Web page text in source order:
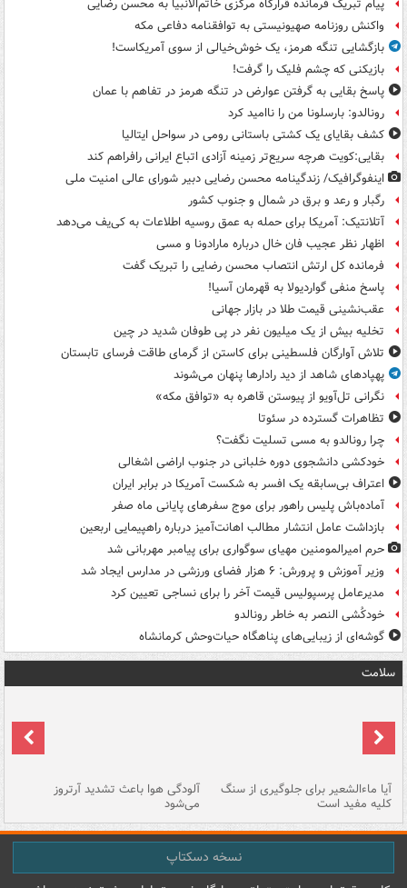
پیام تبریک فرمانده قرارگاه مرکزی خاتم‌الانبیا به محسن رضایی
واکنش روزنامه صهیونیستی به توافقنامه دفاعی مکه
بازگشایی تنگه هرمز، یک خوش‌خیالی از سوی آمریکاست!
بازیکنی که چشم فلیک را گرفت!
پاسخ بقایی به گرفتن عوارض در تنگه هرمز در تفاهم با عمان
رونالدو: بارسلونا من را ناامید کرد
کشف بقایای یک کشتی باستانی رومی در سواحل ایتالیا
بقایی:کویت هرچه سریع‌تر زمینه آزادی اتباع ایرانی رافراهم کند
اینفوگرافیک/ زندگینامه محسن رضایی دبیر شورای عالی امنیت‌ ملی
رگبار و رعد و برق در شمال و جنوب کشور
آتلانتیک: آمریکا برای حمله به عمق روسیه اطلاعات به کی‌یف می‌دهد
اظهار نظر عجیب فان خال درباره مارادونا و مسی
فرمانده کل ارتش انتصاب محسن رضایی را تبریک گفت
پاسخ منفی گواردیولا به قهرمان آسیا!
عقب‌نشینی قیمت طلا در بازار جهانی
تخلیه بیش از یک میلیون نفر در پی طوفان شدید در چین
تلاش آوارگان فلسطینی برای کاستن از گرمای طاقت فرسای تابستان
پهپادهای شاهد از دید رادارها پنهان می‌شوند
نگرانی تل‌آویو از پیوستن قاهره به «توافق مکه»
تظاهرات گسترده در سئوتا
چرا رونالدو به مسی تسلیت نگفت؟
خودکشی دانشجوی دوره خلبانی در جنوب اراضی اشغالی
اعتراف بی‌سابقه یک افسر به شکست آمریکا در برابر ایران
آماده‌باش پلیس راهور برای موج سفرهای پایانی ماه صفر
بازداشت عامل انتشار مطالب اهانت‌آمیز درباره راهپیمایی اربعین
حرم امیرالمومنین مهیای سوگواری برای پیامبر مهربانی شد
وزیر آموزش و پرورش: ۶ هزار فضای ورزشی در مدارس ایجاد شد
مدیرعامل پرسپولیس قیمت آخر را برای نساجی تعیین کرد
خودکُشی النصر به خاطر رونالدو
گوشه‌ای از زیبایی‌های پناهگاه‌ حیات‌وحش کرمانشاه
سلامت
آیا ماءالشعیر برای جلوگیری از سنگ
کلیه مفید است
آلودگی هوا باعث تشدید آرتروز
می‌شود
نسخه دسکتاپ